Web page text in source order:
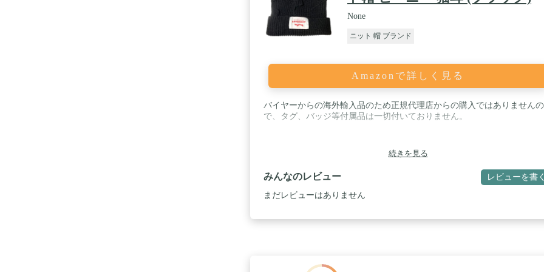
None
ニット 帽 ブランド
Amazonで詳しく見る
バイヤーからの海外輸入品のため正規代理店からの購入ではありませんの
で、タグ、バッジ等付属品は一切付いておりません。
続きを見る
みんなのレビュー レビューを書
まだレビューはありません